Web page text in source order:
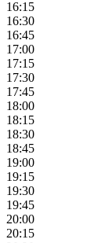
16:15
16:30
16:45
17:00
17:15
17:30
17:45
18:00
18:15
18:30
18:45
19:00
19:15
19:30
19:45
20:00
20:15